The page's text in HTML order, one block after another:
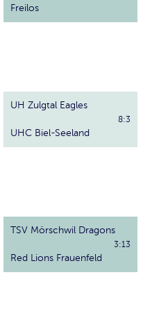
Freilos
UH Zulgtal Eagles
UHC Biel-Seeland
8:3
TSV Mörschwil Dragons
Red Lions Frauenfeld
3:13